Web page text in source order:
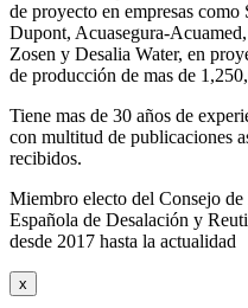
de proyecto en empresas
Dupont, Acuasegura-
Zosen y Desalia Water, en
de producción de mas de
Tiene mas de 30 años de
con multitud de publicaciones
recibidos.
Miembro electo del Consejo
Española de Desalación y
desde 2017 hasta la actualidad
x